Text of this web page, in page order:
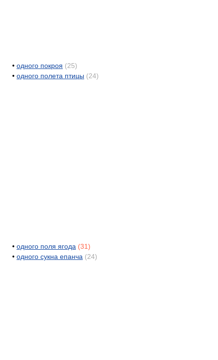
• одного покроя (25)
• одного полета птицы (24)
• одного поля ягода (31)
• одного сукна епанча (24)